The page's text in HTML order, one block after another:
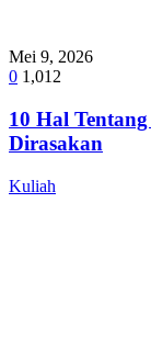
Mei 9, 2026
0 1,012
10 Hal
Dirasakan
Kuliah